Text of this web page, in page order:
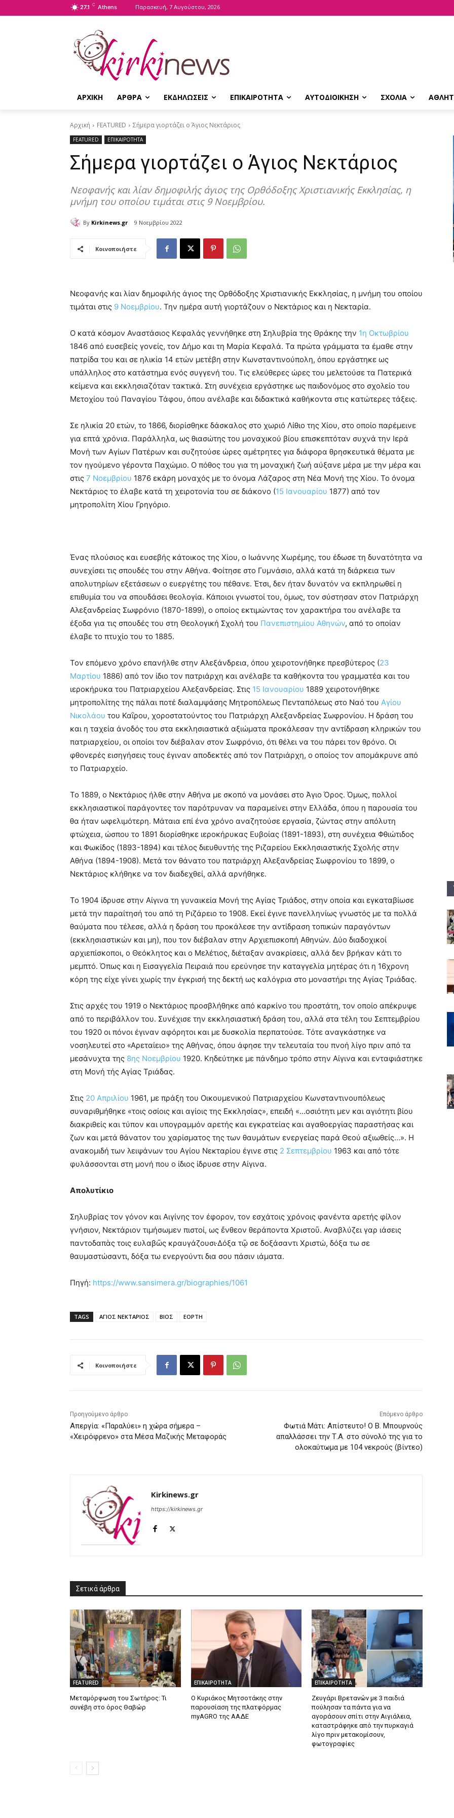
27.1 C Athens Παρασκευή, 7 Αυγούστου, 2026
ΑΡΧΙΚΗ ΑΡΘΡΑ ΕΚΔΗΛΩΣΕΙΣ ΕΠΙΚΑΙΡΟΤΗΤΑ ΑΥΤΟΔΙΟΙΚΗΣΗ ΣΧΟΛΙΑ
Αρχική FEATURED Σήμερα γιορτάζει ο Άγιος Νεκτάριος
FEATURED ΕΠΙΚΑΙΡΟΤΗΤΑ
Σήμερα γιορτάζει ο Άγιος Νεκτάριος
Νεοφανής και λίαν δημοφιλής άγιος της Ορθόδοξης Χριστιανικής Εκκλησίας, η
μνήμη του οποίου τιμάται στις 9 Νοεμβρίου.
By Kirkinews.gr 9 Νοεμβρίου 2022
Κοινοποιήστε
Νεοφανής και λίαν δημοφιλής άγιος της Ορθόδοξης Χριστιανικής Εκκλησίας, η μνήμη του οποίου
τιμάται στις 9 Νοεμβρίου. Την ημέρα αυτή γιορτάζουν ο Νεκτάριος και η Νεκταρία.
Ο κατά κόσμον Αναστάσιος Κεφαλάς γεννήθηκε στη Σηλυβρία της Θράκης την 1η Οκτωβρίου
1846 από ευσεβείς γονείς, τον Δήμο και τη Μαρία Κεφαλά. Τα πρώτα γράμματα τα έμαθε στην
πατρίδα του και σε ηλικία 14 ετών μετέβη στην Κωνσταντινούπολη, όπου εργάστηκε ως
υπάλληλος στο κατάστημα ενός συγγενή του. Τις ελεύθερες ώρες του μελετούσε τα Πατερικά
κείμενα και εκκλησιαζόταν τακτικά. Στη συνέχεια εργάστηκε ως παιδονόμος στο σχολείο του
Μετοχίου τού Παναγίου Τάφου, όπου ανέλαβε και διδακτικά καθήκοντα στις κατώτερες τάξεις.
Σε ηλικία 20 ετών, το 1866, διορίσθηκε δάσκαλος στο χωριό Λίθιο της Χίου, στο οποίο παρέμεινε
για επτά χρόνια. Παράλληλα, ως θιασώτης του μοναχικού βίου επισκεπτόταν συχνά την Ιερά
Μονή των Αγίων Πατέρων και συζητούσε ώρες αμέτρητες για διάφορα θρησκευτικά θέματα με
τον ηγούμενο γέροντα Παχώμιο. Ο πόθος του για τη μοναχική ζωή αύξανε μέρα με την μέρα και
στις 7 Νοεμβρίου 1876 εκάρη μοναχός με το όνομα Λάζαρος στη Νέα Μονή της Χίου. Το όνομα
Νεκτάριος το έλαβε κατά τη χειροτονία του σε διάκονο (15 Ιανουαρίου 1877) από τον
μητροπολίτη Χίου Γρηγόριο.
Ένας πλούσιος και ευσεβής κάτοικος της Χίου, ο Ιωάννης Χωρέμης, του έδωσε τη δυνατότητα να
συνεχίσει τις σπουδές του στην Αθήνα. Φοίτησε στο Γυμνάσιο, αλλά κατά τη διάρκεια των
απολυτηρίων εξετάσεων ο ευεργέτης του πέθανε. Έτσι, δεν ήταν δυνατόν να εκπληρωθεί η
επιθυμία του να σπουδάσει θεολογία. Κάποιοι γνωστοί του, όμως, τον σύστησαν στον Πατριάρχη
Αλεξανδρείας Σωφρόνιο (1870-1899), ο οποίος εκτιμώντας τον χαρακτήρα του ανέλαβε τα
έξοδα για τις σπουδές του στη Θεολογική Σχολή του Πανεπιστημίου Αθηνών, από το οποίαν
έλαβε το πτυχίο του το 1885.
Τον επόμενο χρόνο επανήλθε στην Αλεξάνδρεια, όπου χειροτονήθηκε πρεσβύτερος (23
Μαρτίου 1886) από τον ίδιο τον πατριάρχη και ανέλαβε τα καθήκοντα του γραμματέα και του
ιεροκήρυκα του Πατριαρχείου Αλεξανδρείας. Στις 15 Ιανουαρίου 1889 χειροτονήθηκε
μητροπολίτης της πάλαι ποτέ διαλαμψάσης Μητροπόλεως Πενταπόλεως στο Ναό του Αγίου
Νικολάου του Καΐρου, χοροστατούντος του Πατριάρχη Αλεξανδρείας Σωφρονίου. Η δράση του
και η ταχεία άνοδός του στα εκκλησιαστικά αξιώματα προκάλεσαν την αντίδραση κληρικών του
πατριαρχείου, οι οποίοι τον διέβαλαν στον Σωφρόνιο, ότι θέλει να του πάρει τον θρόνο. Οι
φθονερές εισηγήσεις τους έγιναν αποδεκτές από τον Πατριάρχη, ο οποίος τον απομάκρυνε από
το Πατριαρχείο.
Το 1889, ο Νεκτάριος ήλθε στην Αθήνα με σκοπό να μονάσει στο Άγιο Όρος. Όμως, πολλοί
εκκλησιαστικοί παράγοντες τον παρότρυναν να παραμείνει στην Ελλάδα, όπου η παρουσία του
θα ήταν ωφελιμότερη. Μάταια επί ένα χρόνο αναζητούσε εργασία, ζώντας στην απόλυτη
φτώχεια, ώσπου το 1891 διορίσθηκε ιεροκήρυκας Ευβοίας (1891-1893), στη συνέχεια Φθιώτιδος
και Φωκίδος (1893-1894) και τέλος διευθυντής της Ριζαρείου Εκκλησιαστικής Σχολής στην
Αθήνα (1894-1908). Μετά τον θάνατο του πατριάρχη Αλεξανδρείας Σωφρονίου το 1899, ο
Νεκτάριος κλήθηκε να τον διαδεχθεί, αλλά αρνήθηκε.
Το 1904 ίδρυσε στην Αίγινα τη γυναικεία Μονή της Αγίας Τριάδος, στην οποία και εγκαταβίωσε
μετά την παραίτησή του από τη Ριζάρειο το 1908. Εκεί έγινε πανελληνίως γνωστός με τα πολλά
θαύματα που τέλεσε, αλλά η δράση του προκάλεσε την αντίδραση τοπικών παραγόντων
(εκκλησιαστικών και μη), που τον διέβαλαν στην Αρχιεπισκοπή Αθηνών. Δύο διαδοχικοί
αρχιεπίσκοποι, ο Θεόκλητος και ο Μελέτιος, διέταξαν ανακρίσεις, αλλά δεν βρήκαν κάτι το
μεμπτό. Όπως και η Εισαγγελία Πειραιά που ερεύνησε την καταγγελία μητέρας ότι η 16χρονη
κόρη της είχε γίνει χωρίς την έγκρισή της δεκτή ως καλόγρια στο μοναστήρι της Αγίας Τριάδας.
Στις αρχές του 1919 ο Νεκτάριος προσβλήθηκε από καρκίνο του προστάτη, τον οποίο απέκρυψε
από το περιβάλλον του. Συνέχισε την εκκλησιαστική δράση του, αλλά στα τέλη του Σεπτεμβρίου
του 1920 οι πόνοι έγιναν αφόρητοι και με δυσκολία περπατούσε. Τότε αναγκάστηκε να
νοσηλευτεί στο «Αρεταίειο» της Αθήνας, όπου άφησε την τελευταία του πνοή λίγο πριν από τα
μεσάνυχτα της 8ης Νοεμβρίου 1920. Κηδεύτηκε με πάνδημο τρόπο στην Αίγινα και ενταφιάστηκε
στη Μονή τής Αγίας Τριάδας.
Στις 20 Απριλίου 1961, με πράξη του Οικουμενικού Πατριαρχείου Κωνσταντινουπόλεως
συναριθμήθηκε «τοις οσίοις και αγίοις της Εκκλησίας», επειδή «…οσιότητι μεν και αγιότητι βίου
διακριθείς και τύπον και υπογραμμόν αρετής και εγκρατείας και αγαθοεργίας παραστήσας και
ζων και μετά θάνατον του χαρίσματος της των θαυμάτων ενεργείας παρά Θεού αξιωθείς…». Η
ανακομιδή των λειψάνων του Αγίου Νεκταρίου έγινε στις 2 Σεπτεμβρίου 1963 και από τότε
φυλάσσονται στη μονή που ο ίδιος ίδρυσε στην Αίγινα.
Απολυτίκιο
Σηλυβρίας τον γόνον και Αιγίνης τον έφορον, τον εσχάτοις χρόνοις φανέντα αρετής φίλον
γνήσιον, Νεκτάριον τιμήσωμεν πιστοί, ως ἔνθεον θεράποντα Χριστοῦ. Αναβλύζει γαρ ιάσεις
παντοδαπὰς τοις ευλαβῶς κραυγάζουσι·Δόξα τῷ σε δοξάσαντι Χριστώ, δόξα τω σε
θαυμαστώσαντι, δόξα τω ενεργούντι δια σου πάσιν ιάματα.
Πηγή: https://www.sansimera.gr/biographies/1061
TAGS ΑΓΙΟΣ ΝΕΚΤΑΡΙΟΣ ΒΙΟΣ ΕΟΡΤΗ
Κοινοποιήστε
Προηγούμενο άρθρο
Απεργία: «Παραλύει» η χώρα σήμερα –
«Χειρόφρενο» στα Μέσα Μαζικής Μεταφοράς
Επόμενο άρθρο
Φωτιά Μάτι: Απίστευτο! Ο Β. Μπουρνούς
απαλλάσσει την Τ.Α. στο σύνολό της για το
ολοκαύτωμα με 104 νεκρούς (βίντεο)
Kirkinews.gr
https://kirkinews.gr
Σετικά άρθρα
FEATURED
Μεταμόρφωση του Σωτήρος: Τι
συνέβη στο όρος Θαβώρ
ΕΠΙΚΑΙΡΟΤΗΤΑ
Ο Κυριάκος Μητσοτάκης στην
παρουσίαση της πλατφόρμας
myAGRO της ΑΑΔΕ
ΕΠΙΚΑΙΡΟΤΗΤΑ
Ζευγάρι Βρετανών με 3 παιδιά
πούλησαν τα πάντα για να
αγοράσουν σπίτι στην Αιγιάλεια,
καταστράφηκε από την πυρκαγιά
λίγο πριν μετακομίσουν,
φωτογραφίες